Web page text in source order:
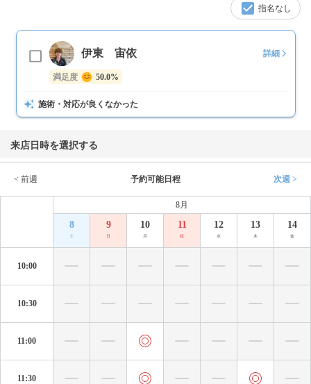
指名なし
伊東 宙依 詳細
満足度 50.0%
施術・対応が良くなかった
来店日時を選択する
< 前週 予約可能日程 次週 >
8月
8
土
9
日
10
月
11
祝
12
水
13
木
14
金
10:00
10:30
11:00
11:30